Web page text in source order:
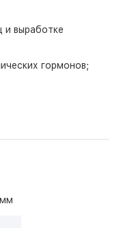
и выработке
гормонов;